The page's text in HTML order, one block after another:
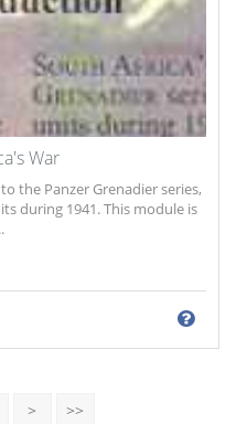
War
the Panzer Grenadier series,
during 1941. This module is
> >>